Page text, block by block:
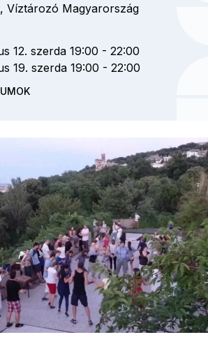
Víztározó Magyarország
12. szerda 19:00 - 22:00
19. szerda 19:00 - 22:00